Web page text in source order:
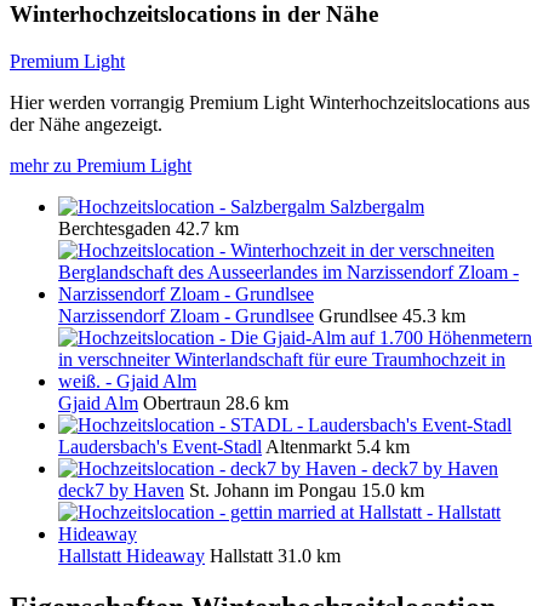
Winterhochzeitslocations in der Nähe
Premium Light
Hier werden vorrangig Premium Light Winterhochzeitslocations aus
der Nähe angezeigt.
mehr zu Premium Light
Salzbergalm
Berchtesgaden 42.7 km
Narzissendorf Zloam - Grundlsee Grundlsee 45.3 km
Gjaid Alm Obertraun 28.6 km
Laudersbach's Event-Stadl Altenmarkt 5.4 km
deck7 by Haven St. Johann im Pongau 15.0 km
Hallstatt Hideaway Hallstatt 31.0 km